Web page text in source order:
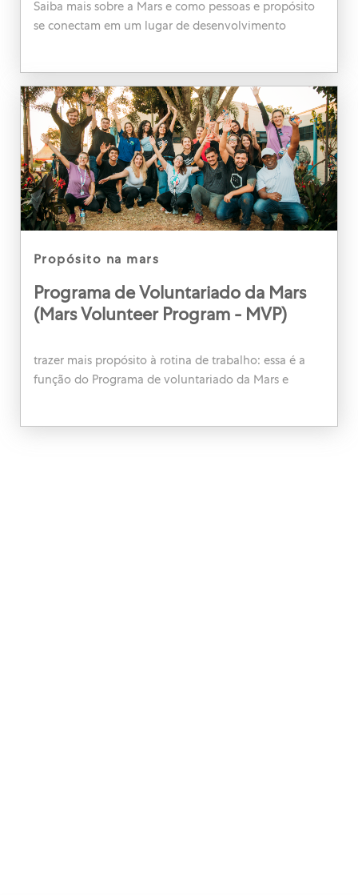
Saiba mais sobre a Mars e como pessoas e propósito
se conectam em um lugar de desenvolvimento
category
propósito na mars
Programa de Voluntariado da Mars
(Mars Volunteer Program - MVP)
trazer mais propósito à rotina de trabalho: essa é a
função do Programa de voluntariado da Mars e